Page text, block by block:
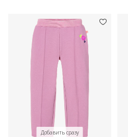
Добавить сразу